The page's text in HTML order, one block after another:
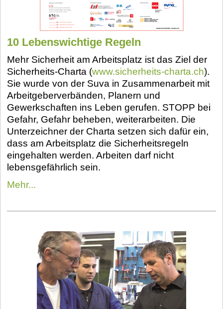
10 Lebenswichtige Regeln
Mehr Sicherheit am Arbeitsplatz ist das Ziel der
Sicherheits-Charta (www.sicherheits-charta.ch).
Sie wurde von der Suva in Zusammenarbeit mit
Arbeitgeberverbänden, Planern und
Gewerkschaften ins Leben gerufen. STOPP bei
Gefahr, Gefahr beheben, weiterarbeiten. Die
Unterzeichner der Charta setzen sich dafür ein,
dass am Arbeitsplatz die Sicherheitsregeln
eingehalten werden. Arbeiten darf nicht
lebensgefährlich sein.
Mehr...